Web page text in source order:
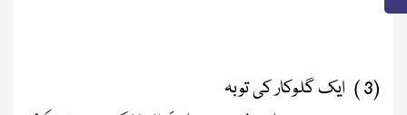
(3 ) ایک گلوکار کی توبہ